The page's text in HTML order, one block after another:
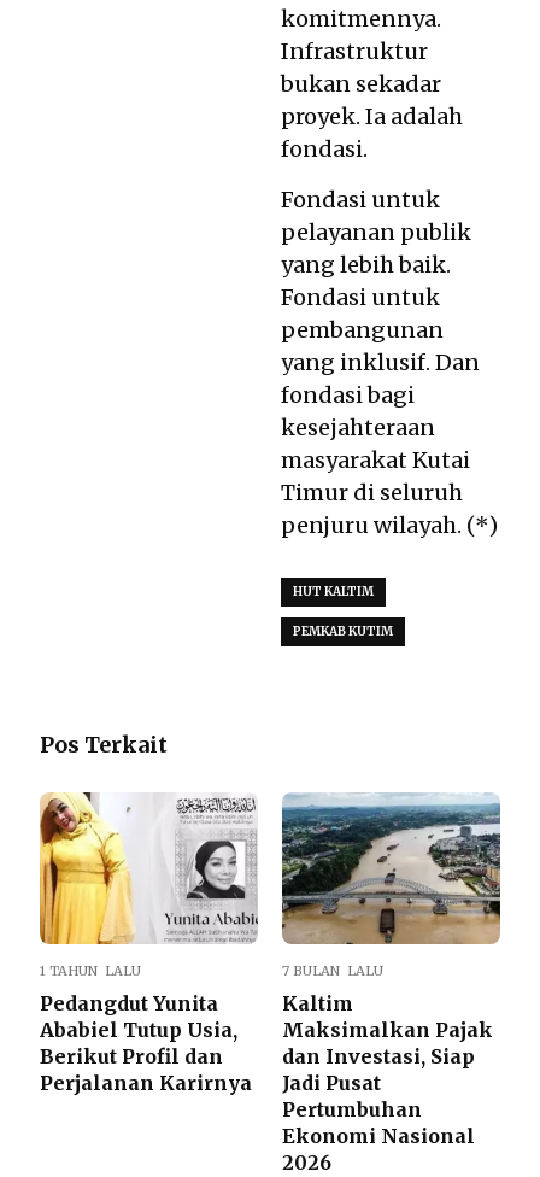
komitmennya.
Infrastruktur
bukan sekadar
proyek. Ia adalah
fondasi.
Fondasi untuk
pelayanan publik
yang lebih baik.
Fondasi untuk
pembangunan
yang inklusif. Dan
fondasi bagi
kesejahteraan
masyarakat Kutai
Timur di seluruh
penjuru wilayah. (*)
HUT KALTIM
PEMKAB KUTIM
Pos Terkait
1 TAHUN LALU
Pedangdut Yunita
Ababiel Tutup Usia,
Berikut Profil dan
Perjalanan Karirnya
7 BULAN LALU
Kaltim
Maksimalkan Pajak
dan Investasi, Siap
Jadi Pusat
Pertumbuhan
Ekonomi Nasional
2026